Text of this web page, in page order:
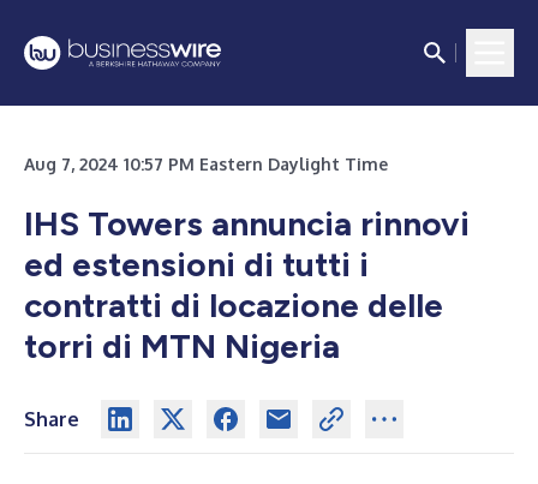
Aug 7, 2024 10:57 PM Eastern Daylight Time
IHS Towers annuncia rinnovi
ed estensioni di tutti i
contratti di locazione delle
torri di MTN Nigeria
Share